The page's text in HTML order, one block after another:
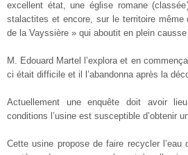
excellent état, une église romane
stalactites et encore, sur le territoire même
de la Vayssière » qui aboutit en plein
M. Edouard Martel l’explora et en
ci était difficile et il l’abandonna après la
Actuellement une enquête doit avoir
conditions l’usine est susceptible d’obtenir
Cette usine propose de faire recycler